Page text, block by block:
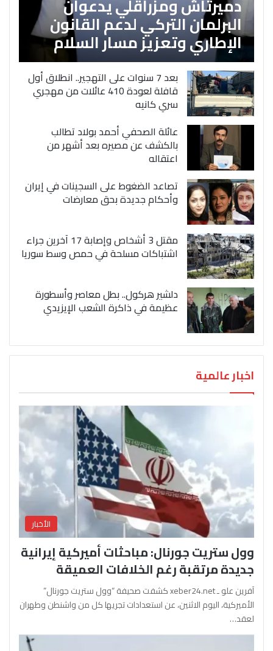
البرلمان التركي لدعم القانون
الإطاري وتعزيز مسار السلام
بعد 7 سنوات على التهجير.. انطلاق أول
قافلة لعودة 410 عائلات من مهجري
سري كانيه
عائلة الصحفي أحمد بولاد تطالب
بالكشف عن مصيره بعد أشهر من
اعتقاله
تصاعد الضغوط على السجينات في إيران
وأحكام جديدة بحق معارضات
مقتل 3 أشخاص وإصابة 17 آخرين جراء
اشتباكات مسلحة في حمص وسط سوريا
دلشير هركول.. بطل معاصر وأسطورة
عظيمة في ذاكرة الشعب الإيزيدي
اخبار عالمية
الأخبار
وول ستريت جورنال: مباحثات أميركية إيرانية
جديدة مرتقبة رغم الخلافات العميقة
آفرين علو ـ xeber24.net كشفت صحيفة “وول ستريت جورنال”
الأميركية، اليوم الاثنين، عن استعدادات تجريها كل من واشنطن وطهران
لعقد…